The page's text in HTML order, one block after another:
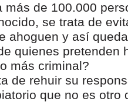
más de 100.000
se trata de
ahoguen y así
quienes pretenden
más criminal?
de rehuir su
que no es otro